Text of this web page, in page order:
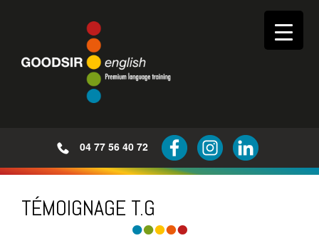
04 77 56 40 72
TÉMOIGNAGE T.G